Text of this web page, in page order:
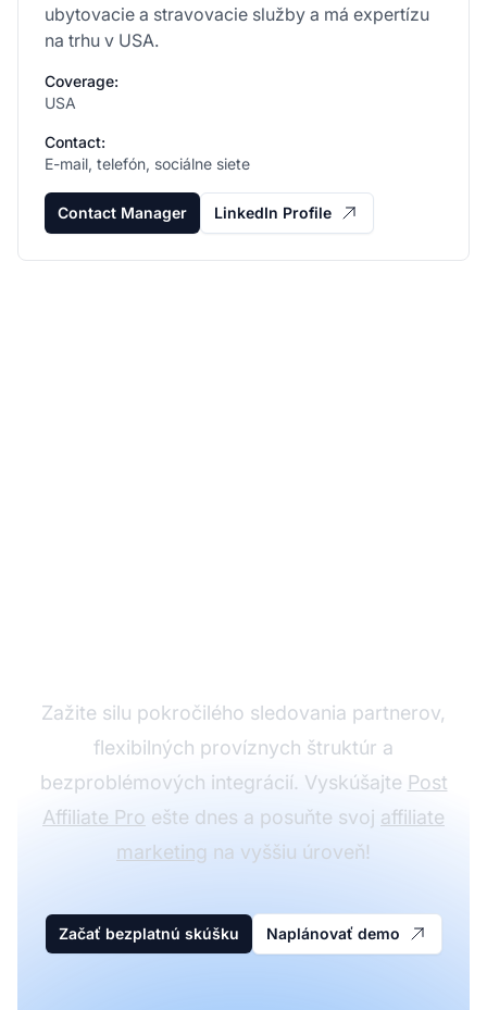
ubytovacie a stravovacie služby a má expertízu
na trhu v USA.
Coverage:
USA
Contact:
E-mail, telefón, sociálne siete
Contact Manager LinkedIn Profile
Zažite silu pokročilého sledovania partnerov,
flexibilných províznych štruktúr a
bezproblémových integrácií. Vyskúšajte Post
Affiliate Pro ešte dnes a posuňte svoj affiliate
marketing na vyššiu úroveň!
Začať bezplatnú skúšku Naplánovať demo